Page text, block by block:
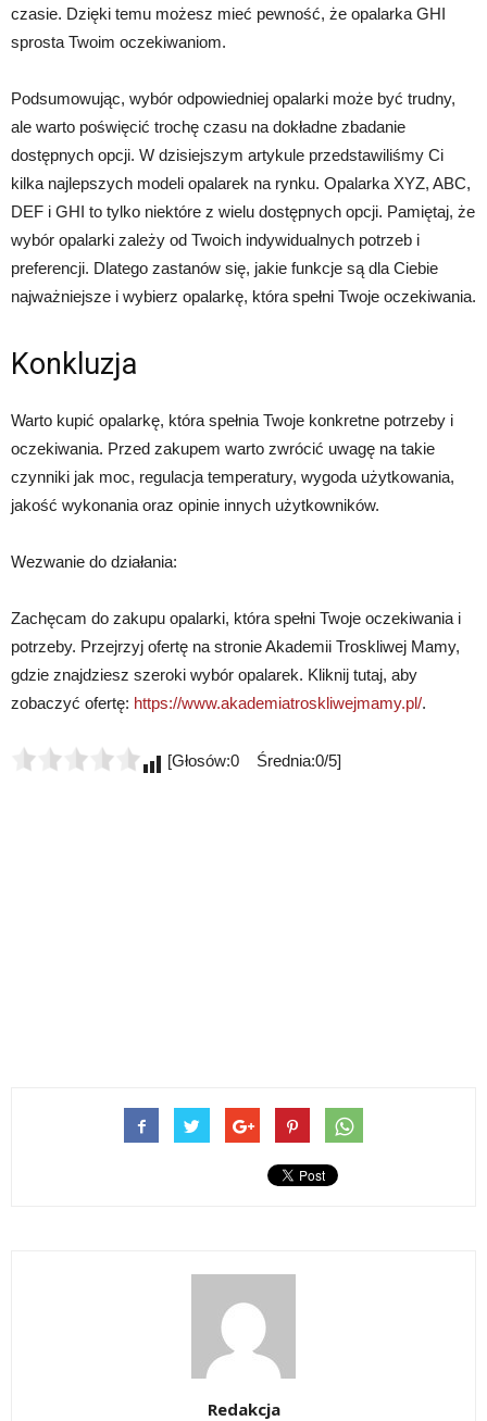
czasie. Dzięki temu możesz mieć pewność, że opalarka GHI
sprosta Twoim oczekiwaniom.
Podsumowując, wybór odpowiedniej opalarki może być trudny,
ale warto poświęcić trochę czasu na dokładne zbadanie
dostępnych opcji. W dzisiejszym artykule przedstawiliśmy Ci
kilka najlepszych modeli opalarek na rynku. Opalarka XYZ, ABC,
DEF i GHI to tylko niektóre z wielu dostępnych opcji. Pamiętaj, że
wybór opalarki zależy od Twoich indywidualnych potrzeb i
preferencji. Dlatego zastanów się, jakie funkcje są dla Ciebie
najważniejsze i wybierz opalarkę, która spełni Twoje oczekiwania.
Konkluzja
Warto kupić opalarkę, która spełnia Twoje konkretne potrzeby i
oczekiwania. Przed zakupem warto zwrócić uwagę na takie
czynniki jak moc, regulacja temperatury, wygoda użytkowania,
jakość wykonania oraz opinie innych użytkowników.
Wezwanie do działania:
Zachęcam do zakupu opalarki, która spełni Twoje oczekiwania i
potrzeby. Przejrzyj ofertę na stronie Akademii Troskliwej Mamy,
gdzie znajdziesz szeroki wybór opalarek. Kliknij tutaj, aby
zobaczyć ofertę: https://www.akademiatroskliwejmamy.pl/.
[Głosów:0 Średnia:0/5]
Redakcja